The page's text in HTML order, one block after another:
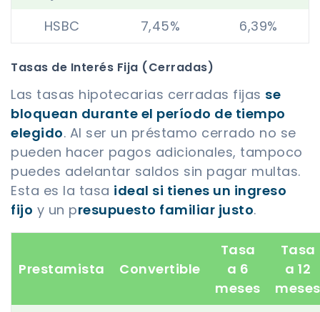
HSBC
7,45% 6,39%
Tasas de Interés Fija (Cerradas)
Las tasas hipotecarias cerradas fijas se
bloquean durante el período de tiempo
elegido. Al ser un préstamo cerrado no se
pueden hacer pagos adicionales, tampoco
puedes adelantar saldos sin pagar multas.
Esta es la tasa ideal si tienes un ingreso
fijo y un presupuesto familiar justo.
Prestamista Convertible
Tasa
a 6
meses
Tasa
a 12
meses